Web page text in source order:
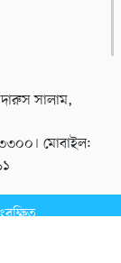
সালাম,
মোবাইল: